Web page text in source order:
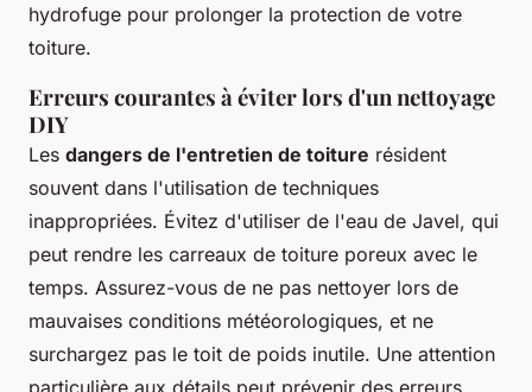
hydrofuge pour prolonger la protection de votre
toiture.
Erreurs courantes à éviter lors d'un nettoyage
DIY
Les dangers de l'entretien de toiture résident
souvent dans l'utilisation de techniques
inappropriées. Évitez d'utiliser de l'eau de Javel, qui
peut rendre les carreaux de toiture poreux avec le
temps. Assurez-vous de ne pas nettoyer lors de
mauvaises conditions météorologiques, et ne
surchargez pas le toit de poids inutile. Une attention
particulière aux détails peut prévenir des erreurs